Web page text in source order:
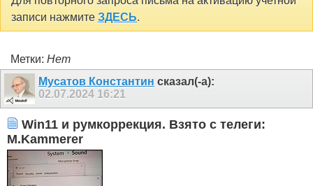
записи нажмите ЗДЕСЬ.
Метки: Нет
Мусатов Константин сказал(-а):
02.07.2024 16:21
Win11 и румкоррекция. Взято с телеги:
M.Kammerer